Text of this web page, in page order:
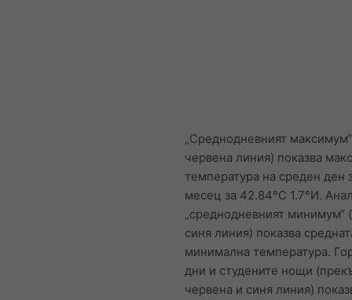
„Среднодневният
червена линия) показва
температура на среден ден
месец за 42.84°С 1.7°И.
„среднодневният минимум“
синя линия) показва
минимална температура.
дни и студените нощи
червена и синя линия)